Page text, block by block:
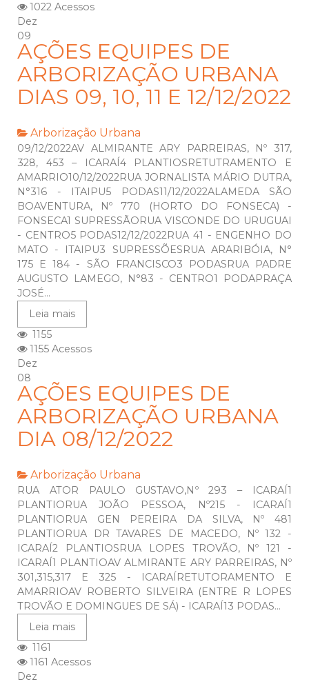
1022 Acessos
Dez
09
AÇÕES EQUIPES DE
ARBORIZAÇÃO URBANA
DIAS 09, 10, 11 E 12/12/2022
Arborização Urbana
09/12/2022AV ALMIRANTE ARY PARREIRAS, Nº 317,
328, 453 – ICARAÍ4 PLANTIOSRETUTRAMENTO E
AMARRIO10/12/2022RUA JORNALISTA MÁRIO DUTRA,
N°316 - ITAIPU5 PODAS11/12/2022ALAMEDA SÃO
BOAVENTURA, Nº 770 (HORTO DO FONSECA) -
FONSECA1 SUPRESSÃORUA VISCONDE DO URUGUAI
- CENTRO5 PODAS12/12/2022RUA 41 - ENGENHO DO
MATO - ITAIPU3 SUPRESSÕESRUA ARARIBÓIA, N°
175 E 184 - SÃO FRANCISCO3 PODASRUA PADRE
AUGUSTO LAMEGO, N°83 - CENTRO1 PODAPRAÇA
JOSÉ...
Leia mais
1155
1155 Acessos
Dez
08
AÇÕES EQUIPES DE
ARBORIZAÇÃO URBANA
DIA 08/12/2022
Arborização Urbana
RUA ATOR PAULO GUSTAVO,Nº 293 – ICARAÍ1
PLANTIORUA JOÃO PESSOA, Nº215 - ICARAÍ1
PLANTIORUA GEN PEREIRA DA SILVA, Nº 481
PLANTIORUA DR TAVARES DE MACEDO, Nº 132 -
ICARAÍ2 PLANTIOSRUA LOPES TROVÃO, Nº 121 -
ICARAÍ1 PLANTIOAV ALMIRANTE ARY PARREIRAS, Nº
301,315,317 E 325 - ICARAÍRETUTORAMENTO E
AMARRIOAV ROBERTO SILVEIRA (ENTRE R LOPES
TROVÃO E DOMINGUES DE SÁ) - ICARAÍ13 PODAS...
Leia mais
1161
1161 Acessos
Dez